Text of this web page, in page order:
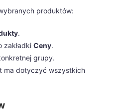
produktów:
.
zakładki Ceny.
grupy.
ma dotyczyć wszystkich